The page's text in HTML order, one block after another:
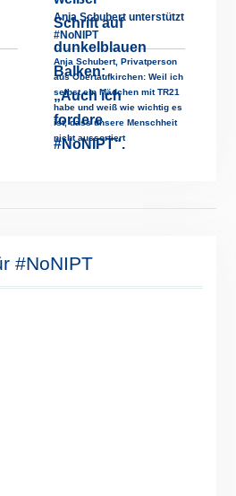
Anja Schubert unterstützt
#NoNIPT
Anja Schubert, Privatperson
aus Obertaufkirchen: Weil ich
selbst ein Mädchen mit TR21
habe und weiß wie wichtig es
ist, dass unsere Menschheit
nicht aussortiert
#NoNIPT